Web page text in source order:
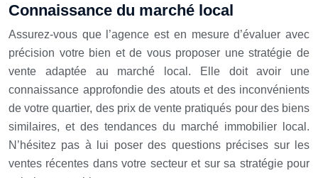
Connaissance du marché local
Assurez-vous que l’agence est en mesure d’évaluer avec
précision votre bien et de vous proposer une stratégie de
vente adaptée au marché local. Elle doit avoir une
connaissance approfondie des atouts et des inconvénients
de votre quartier, des prix de vente pratiqués pour des biens
similaires, et des tendances du marché immobilier local.
N’hésitez pas à lui poser des questions précises sur les
ventes récentes dans votre secteur et sur sa stratégie pour